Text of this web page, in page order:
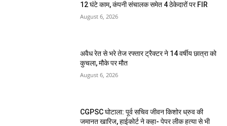
12 घंटे काम, कंपनी संचालक समेत 4 ठेकेदारों पर FIR
August 6, 2026
अवैध रेत से भरे तेज रफ्तार ट्रैक्टर ने 14 वर्षीय छात्रा को
कुचला, मौके पर मौत
August 6, 2026
CGPSC घोटाला: पूर्व सचिव जीवन किशोर ध्रुव की
जमानत खारिज, हाईकोर्ट ने कहा- पेपर लीक हत्या से भी